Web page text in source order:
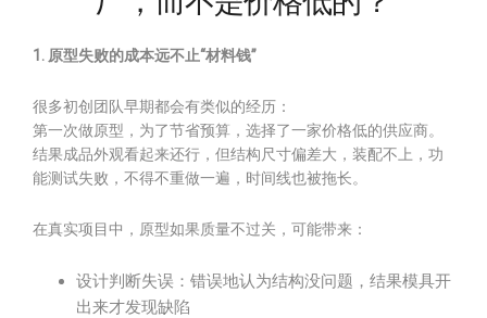
1. 原型失败的成本远不止“材料钱”
很多初创团队早期都会有类似的经历：
第一次做原型，为了节省预算，选择了一家价格低的供应商。
结果成品外观看起来还行，但结构尺寸偏差大，装配不上，功
能测试失败，不得不重做一遍，时间线也被拖长。
在真实项目中，原型如果质量不过关，可能带来：
设计判断失误：错误地认为结构没问题，结果模具开
出来才发现缺陷